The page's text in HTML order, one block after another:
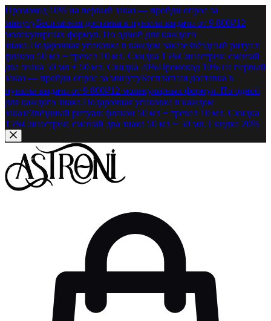
Промокод 10% на первый заказ — пройди опрос за
минутуБесплатная доставка в пункты выдачи от 9 800₽12
молекулярных формул. По одной для каждого
знака.Подарочная упаковка в каждом заказеЗвёздный ритуал:
флакон 50 мл + тревел 10 мл. Скидка 15%Синастрия: смешай
два знака 50 мл + 50 мл. Скидка 20%Промокод 10% на первый
заказ — пройди опрос за минутуБесплатная доставка в
пункты выдачи от 9 800₽12 молекулярных формул. По одной
для каждого знака.Подарочная упаковка в каждом
заказеЗвёздный ритуал: флакон 50 мл + тревел 10 мл. Скидка
15%Синастрия: смешай два знака 50 мл + 50 мл. Скидка 20%
Перейти к содержимому